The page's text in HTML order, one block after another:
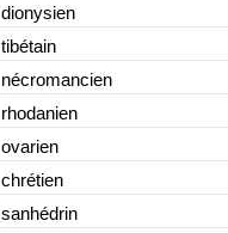
dionysien
tibétain
nécromancien
rhodanien
ovarien
chrétien
sanhédrin